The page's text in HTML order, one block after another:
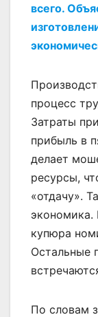
всего.
процесс
Затраты
прибыль в
делает
ресурсы,
«отдачу».
экономика.
купюра
Остальные
По словам